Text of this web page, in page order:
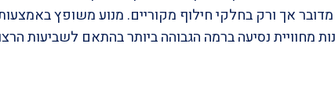
מדובר אך ורק בחלקי חילוף מקוריים. מנוע משופץ
מחוויית נסיעה ברמה הגבוהה ביותר בהתאם לשביעות